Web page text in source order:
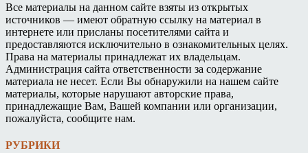
Все материалы на данном сайте взяты из открытых
источников — имеют обратную ссылку на материал в
интернете или присланы посетителями сайта и
предоставляются исключительно в ознакомительных целях.
Права на материалы принадлежат их владельцам.
Администрация сайта ответственности за содержание
материала не несет. Если Вы обнаружили на нашем сайте
материалы, которые нарушают авторские права,
принадлежащие Вам, Вашей компании или организации,
пожалуйста, сообщите нам.
РУБРИКИ